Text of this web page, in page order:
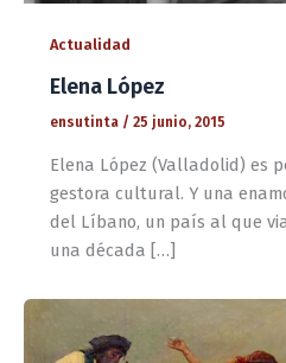
Actualidad
Elena López
ensutinta / 25 junio, 2015
Elena López (Valladolid) es
gestora cultural. Y una
del Líbano, un país al que
una década […]